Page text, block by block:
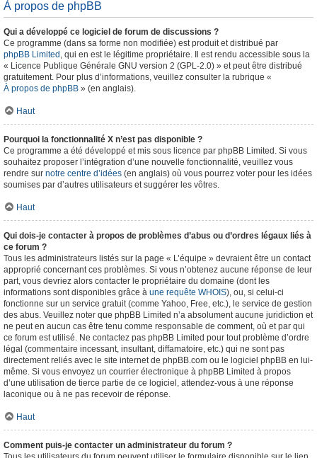
À propos de phpBB
Qui a développé ce logiciel de forum de discussions ?
Ce programme (dans sa forme non modifiée) est produit et distribué par
phpBB Limited , qui en est le légitime propriétaire. Il est rendu accessible sous la
« Licence Publique Générale GNU version 2 (GPL-2.0) » et peut être distribué
gratuitement. Pour plus d’informations, veuillez consulter la rubrique «
À propos de phpBB » (en anglais).
Haut
Pourquoi la fonctionnalité X n’est pas disponible ?
Ce programme a été développé et mis sous licence par phpBB Limited. Si vous
souhaitez proposer l’intégration d’une nouvelle fonctionnalité, veuillez vous
rendre sur notre centre d’idées (en anglais) où vous pourrez voter pour les idées
soumises par d’autres utilisateurs et suggérer les vôtres.
Haut
Qui dois-je contacter à propos de problèmes d’abus ou d’ordres légaux liés à
ce forum ?
Tous les administrateurs listés sur la page « L’équipe » devraient être un contact
approprié concernant ces problèmes. Si vous n’obtenez aucune réponse de leur
part, vous devriez alors contacter le propriétaire du domaine (dont les
informations sont disponibles grâce à une requête WHOIS), ou, si celui-ci
fonctionne sur un service gratuit (comme Yahoo, Free, etc.), le service de gestion
des abus. Veuillez noter que phpBB Limited n’a absolument aucune juridiction et
ne peut en aucun cas être tenu comme responsable de comment, où et par qui
ce forum est utilisé. Ne contactez pas phpBB Limited pour tout problème d’ordre
légal (commentaire incessant, insultant, diffamatoire, etc.) qui ne sont pas
directement reliés avec le site internet de phpBB.com ou le logiciel phpBB en lui-
même. Si vous envoyez un courrier électronique à phpBB Limited à propos
d’une utilisation de tierce partie de ce logiciel, attendez-vous à une réponse
laconique ou à ne pas recevoir de réponse.
Haut
Comment puis-je contacter un administrateur du forum ?